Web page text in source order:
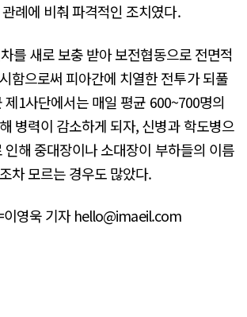
례에 비춰 파격적인 조치였다.
를 새로 보충 받아 보전협동으로 전면적
함으로써 피아간에 치열한 전투가 되풀
제1사단에서는 매일 평균 600~700명의
병력이 감소하게 되자, 신병과 학도병으
인해 중대장이나 소대장이 부하들의 이름
차 모르는 경우도 많았다.
이영욱 기자 hello@imaeil.com